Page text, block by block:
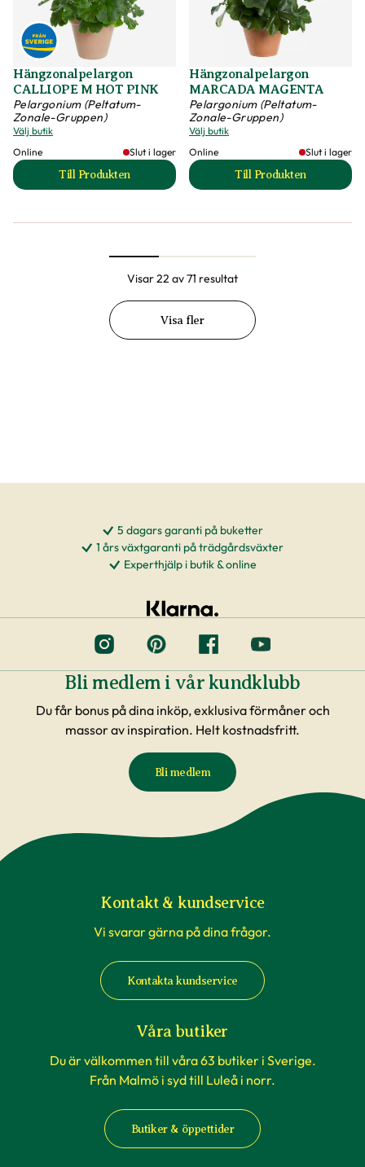
Hängzonalpelargon
CALLIOPE M HOT PINK
Pelargonium (Peltatum-
Zonale-Gruppen)
Välj butik
Online
Slut i lager
Till Produkten
till Hängzonalpelargon CALLIOPE M HOT PINK
Hängzonalpelargon
MARCADA MAGENTA
Pelargonium (Peltatum-
Zonale-Gruppen)
Välj butik
Online
Slut i lager
Till Produkten
till
Visar 22 av 71 resultat
Visa fler
5 dagars garanti på buketter
1 års växtgaranti på trädgårdsväxter
Experthjälp i butik & online
Bli medlem i vår kundklubb
Du får bonus på dina inköp, exklusiva förmåner och
massor av inspiration. Helt kostnadsfritt.
Bli medlem
Kontakt & kundservice
Vi svarar gärna på dina frågor.
Kontakta kundservice
Våra butiker
Du är välkommen till våra 63 butiker i Sverige.
Från Malmö i syd till Luleå i norr.
Butiker & öppettider